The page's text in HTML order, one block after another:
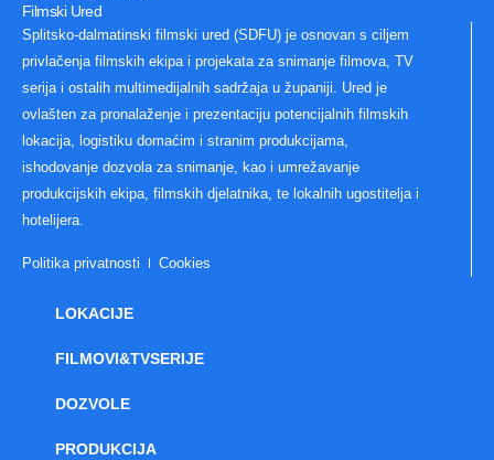
Filmski Ured
Splitsko-dalmatinski filmski ured (SDFU) je osnovan s ciljem
privlačenja filmskih ekipa i projekata za snimanje filmova, TV
serija i ostalih multimedijalnih sadržaja u županiji. Ured je
ovlašten za pronalaženje i prezentaciju potencijalnih filmskih
lokacija, logistiku domaćim i stranim produkcijama,
ishodovanje dozvola za snimanje, kao i umrežavanje
produkcijskih ekipa, filmskih djelatnika, te lokalnih ugostitelja i
hotelijera.
Politika privatnosti Cookies
LOKACIJE
FILMOVI&TVSERIJE
DOZVOLE
PRODUKCIJA